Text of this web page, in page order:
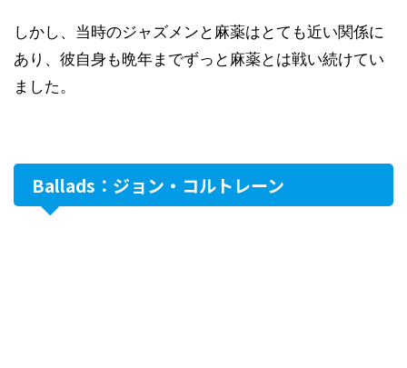
しかし、当時のジャズメンと麻薬はとても近い関係に
あり、彼自身も晩年までずっと麻薬とは戦い続けてい
ました。
Ballads：ジョン・コルトレーン